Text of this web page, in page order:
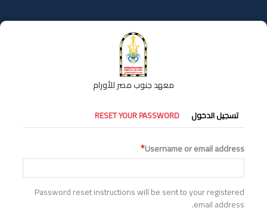
إلى
المحتوى
معهد جنوب مصر للأورام
التبويبات
الأساسية
تسجيل الدخول RESET YOUR PASSWORD
Username or email address
Password reset instructions will be sent to your registered
email address.